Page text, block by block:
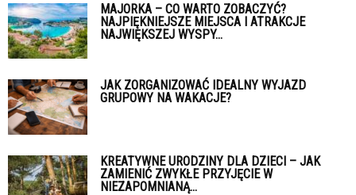
MAJORKA – CO WARTO ZOBACZYĆ?
NAJPIĘKNIEJSZE MIEJSCA I ATRAKCJE
NAJWIĘKSZEJ WYSPY...
JAK ZORGANIZOWAĆ IDEALNY WYJAZD
GRUPOWY NA WAKACJE?
KREATYWNE URODZINY DLA DZIECI – JAK
ZAMIENIĆ ZWYKŁE PRZYJĘCIE W
NIEZAPOMNIANĄ...